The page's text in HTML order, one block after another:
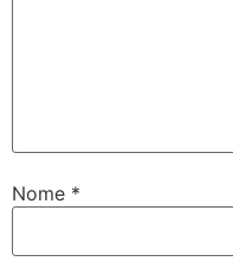
Nome *